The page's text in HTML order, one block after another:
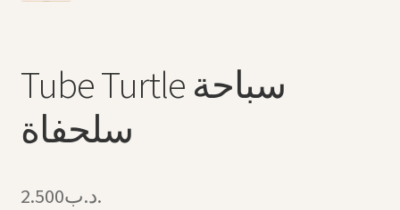
Tube Turtle سباحة
سلحفاة
.د.ب2.500